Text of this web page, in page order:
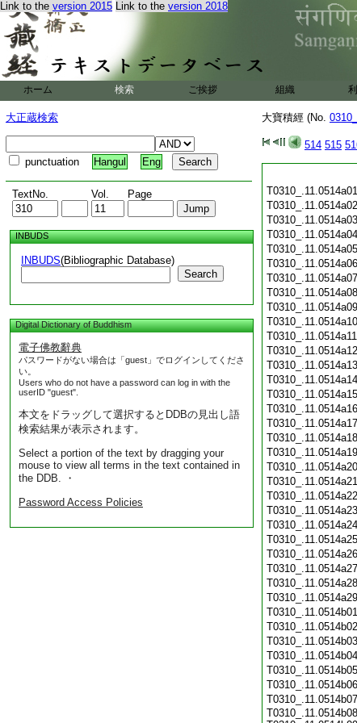
Link to the version 2015 Link to the version 2018
ホーム 検索 ご挨拶 組織
大正蔵検索
punctuation Hangul Eng
TextNo. Vol. Page
INBUDS
INBUDS(Bibliographic Database)
Search
Digital Dictionary of Buddhism
電子佛教辭典
パスワードがない場合は「guest」でログインしてくださ
い。
Users who do not have a password can log in with the
userID "guest".
本文をドラッグして選択するとDDBの見出し語
検索結果が表示されます。
Select a portion of the text by dragging your
mouse to view all terms in the text contained in
the DDB. ・
Password Access Policies
大寶積經 (No. 0310_
514 515